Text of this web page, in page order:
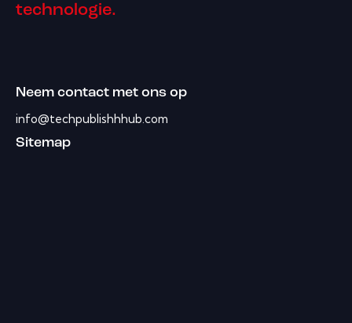
technologie.
Neem contact met ons op
info@techpublishhhub.com
Sitemap